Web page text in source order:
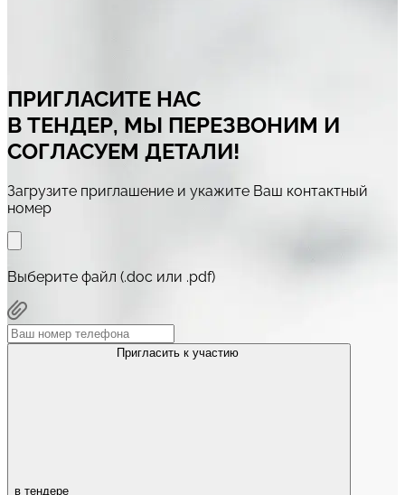
ПРИГЛАСИТЕ НАС
В ТЕНДЕР, МЫ ПЕРЕЗВОНИМ И
СОГЛАСУЕМ ДЕТАЛИ!
Загрузите приглашение и укажите Ваш контактный
номер
Выберите файл (.doc или .pdf)
Пригласить к участию
в тендере